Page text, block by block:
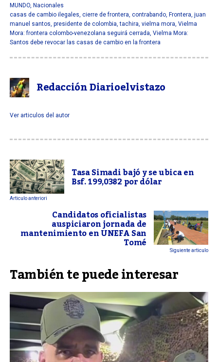
MUNDO, Nacionales
casas de cambio ilegales, cierre de frontera, contrabando, Frontera, juan
manuel santos, presidente de colombia,tachira, vielma mora, Vielma
Mora: frontera colombo-venezolana seguirá cerrada, Vielma Mora:
Santos debe revocar las casas de cambio en la frontera
Redacción Diarioelvistazo
Ver articulos del autor
Tasa Simadi bajó y se ubica en
Bsf. 199,0382 por dólar
Articulo anteriori
Candidatos oficialistas
auspiciaron jornada de
mantenimiento en UNEFA San
Tomé Siguiente articulo
También te puede interesar